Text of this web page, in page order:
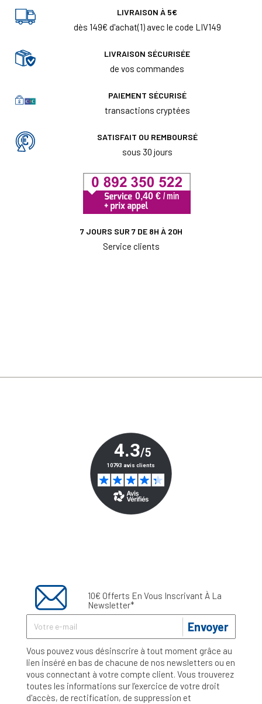
LIVRAISON À 5€
dès 149€ d'achat(1) avec le code LIV149
LIVRAISON SÉCURISÉE
de vos commandes
PAIEMENT SÉCURISÉ
transactions cryptées
SATISFAIT OU REMBOURSÉ
sous 30 jours
7 JOURS SUR 7 DE 8H À 20H
Service clients
10€ Offerts En Vous Inscrivant À La
Newsletter*
Envoyer
Vous pouvez vous désinscrire à tout moment grâce au
lien inséré en bas de chacune de nos newsletters ou en
vous connectant à votre compte client. Vous trouverez
toutes les informations sur l’exercice de votre droit
d'accès, de rectification, de suppression et